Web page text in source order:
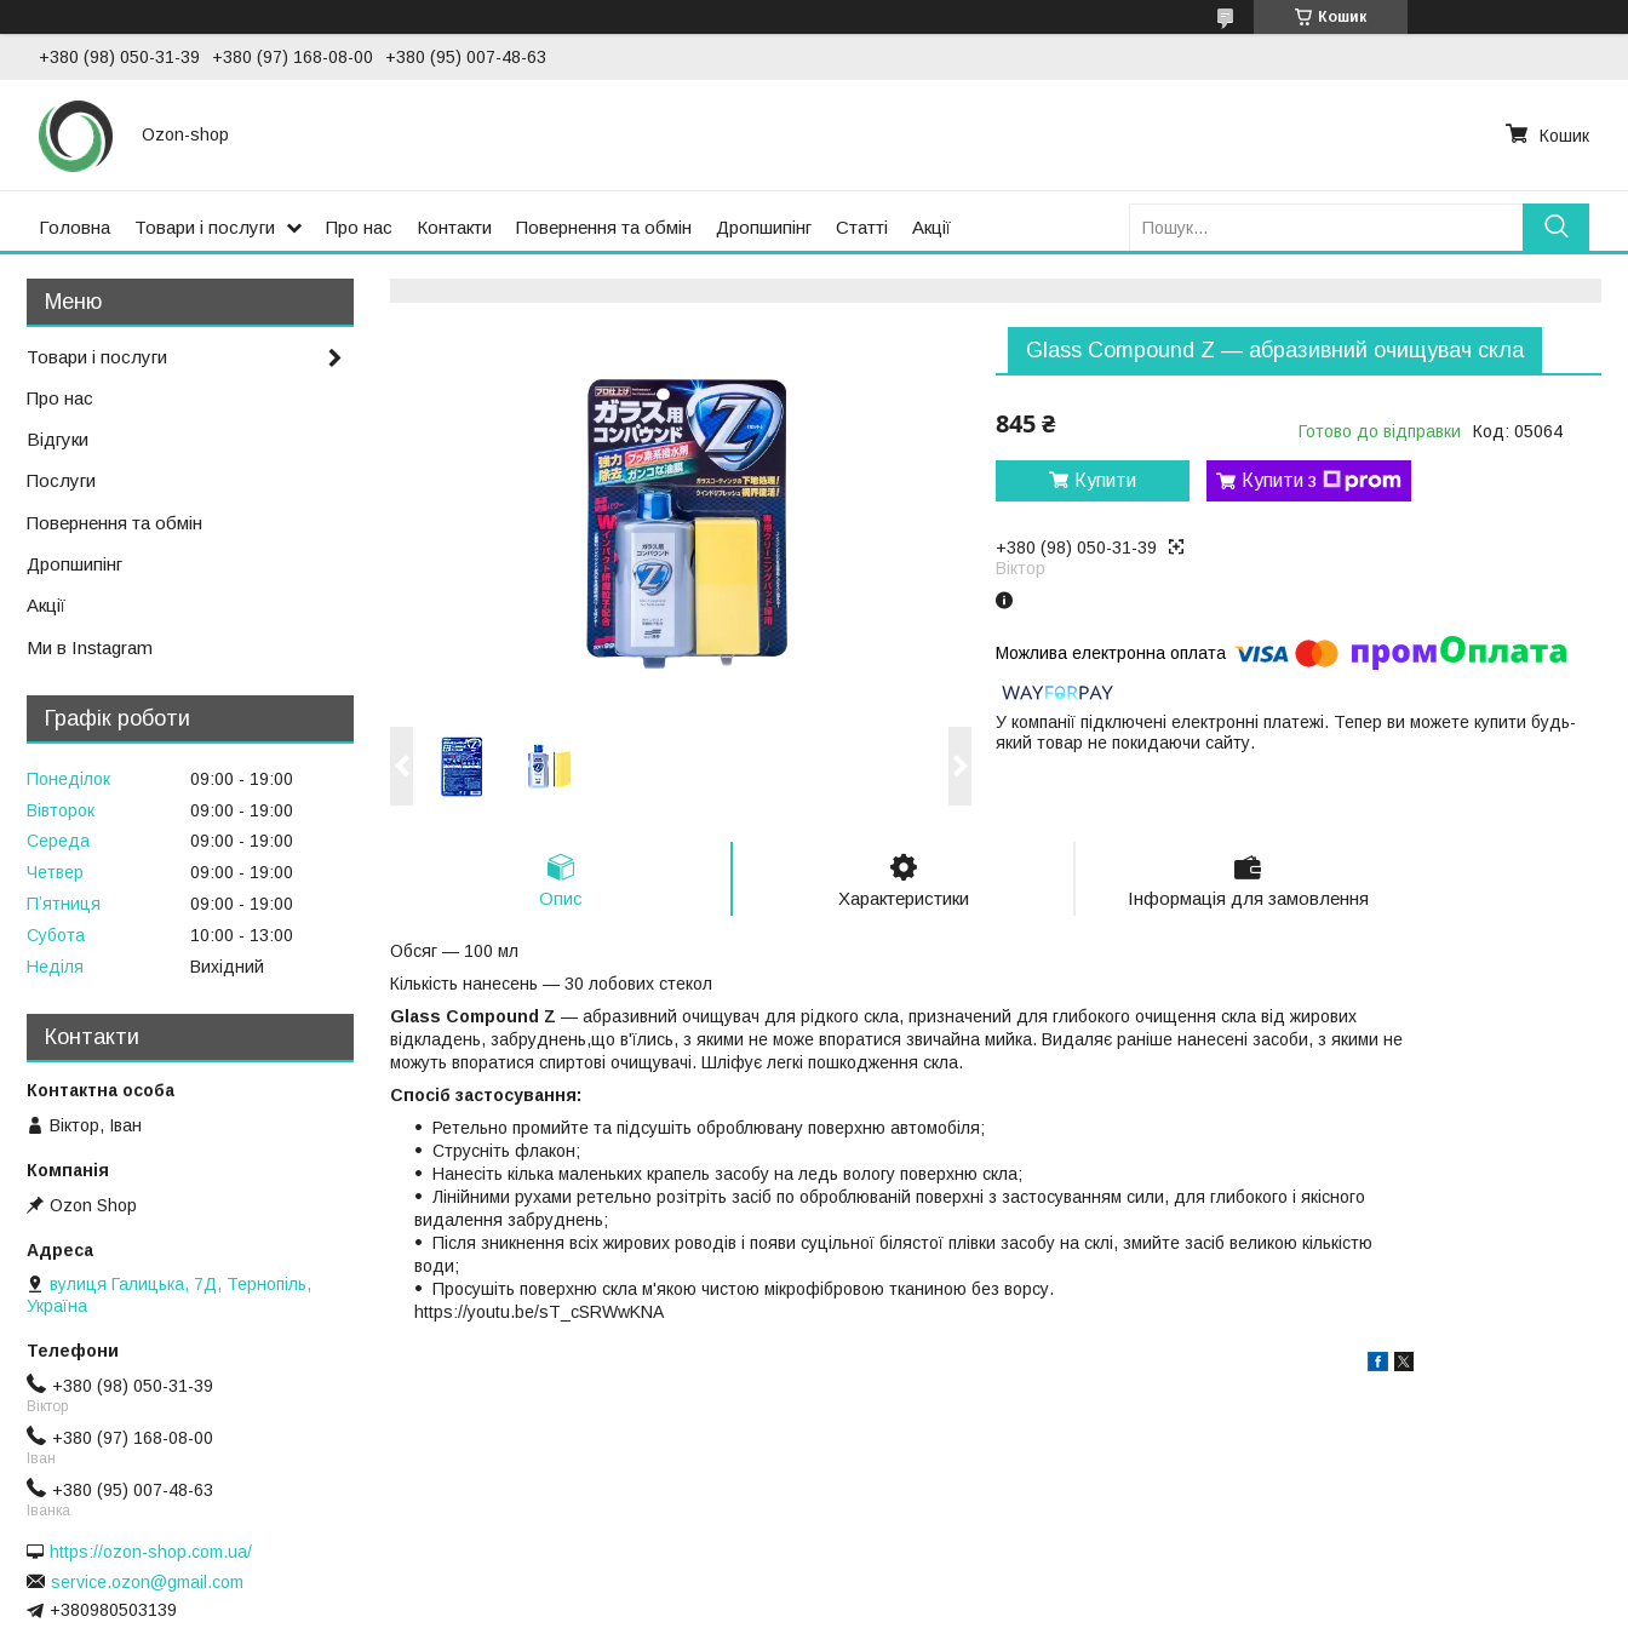
Кошик
+380 (98) 050-31-39 +380 (97) 168-08-00 +380 (95) 007-48-63
Ozon-shop Кошик
Головна Товари і послуги Про нас Контакти Повернення та обмін Дропшипінг Статті Акції
Glass Compound Z — абразивний очищувач скла
845 ₴ Готово до відправки Код: 05064
Купити Купити з
+380 (98) 050-31-39
Віктор
У компанії підключені електронні платежі. Тепер ви можете купити будь-
який товар не покидаючи сайту.
Опис Характеристики Інформація для замовлення
Обсяг — 100 мл
Кількість нанесень — 30 лобових стекол
Glass Compound Z — абразивний очищувач для рідкого скла, призначений для глибокого очищення скла від жирових
відкладень, забруднень,що в'їлись, з якими не може впоратися звичайна мийка. Видаляє раніше нанесені засоби, з якими не
можуть впоратися спиртові очищувачі. Шліфує легкі пошкодження скла.
Спосіб застосування:
Ретельно промийте та підсушіть оброблювану поверхню автомобіля;
Струсніть флакон;
Нанесіть кілька маленьких крапель засобу на ледь вологу поверхню скла;
Лінійними рухами ретельно розітріть засіб по оброблюваній поверхні з застосуванням сили, для глибокого і якісного
видалення забруднень;
Після зникнення всіх жирових роводів і появи суцільної білястої плівки засобу на склі, змийте засіб великою кількістю
води;
Просушіть поверхню скла м'якою чистою мікрофібровою тканиною без ворсу.
https://youtu.be/sT_cSRWwKNA
Товари і послуги
Про нас
Відгуки
Послуги
Повернення та обмін
Дропшипінг
Акції
Ми в Instagram
Графік роботи
Понеділок 09:00
19:00
Вівторок
09:00
19:00
Середа
09:00
19:00
Четвер
09:00
19:00
Пʼятниця
09:00
19:00
Субота
10:00
13:00
Неділя
Вихідний
Контакти
Віктор, Іван
Ozon Shop
вулиця Галицька, 7Д, Тернопіль,
Україна
+380 (98) 050-31-39
Віктор
+380 (97) 168-08-00
Іван
+380 (95) 007-48-63
Іванка
https://ozon-shop.com.ua/
service.ozon@gmail.com
+380980503139